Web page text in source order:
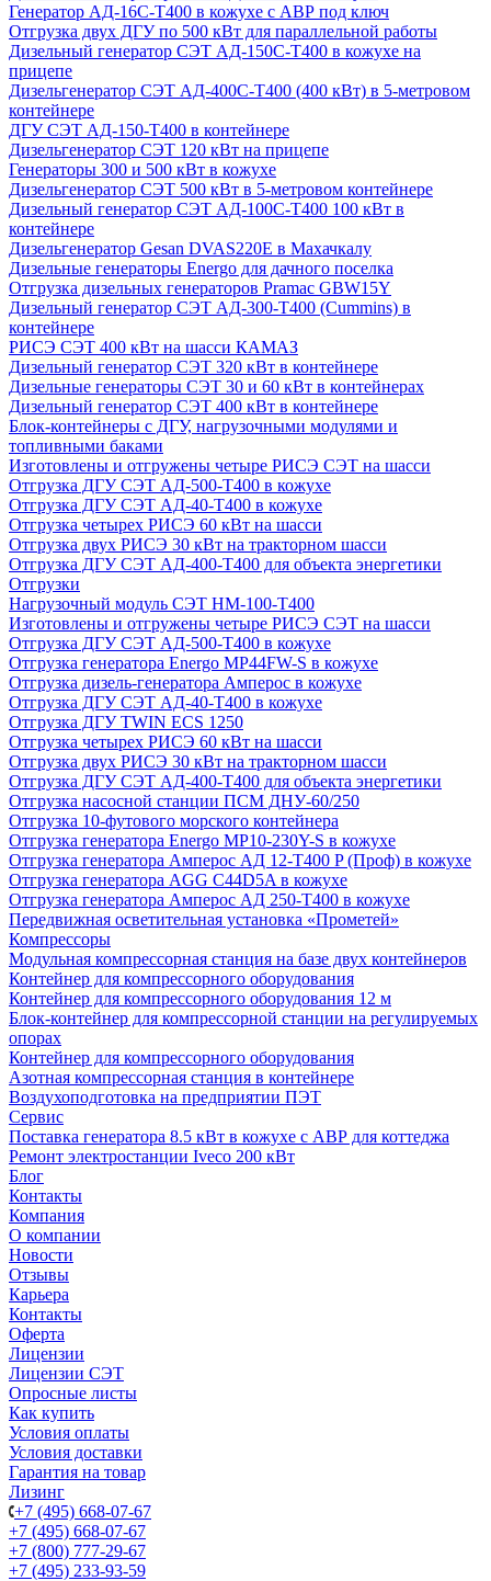
Генератор АД-16С-Т400 в кожухе с АВР под ключ
Отгрузка двух ДГУ по 500 кВт для параллельной работы
Дизельный генератор СЭТ АД-150С-Т400 в кожухе на
прицепе
Дизельгенератор СЭТ АД-400С-Т400 (400 кВт) в 5-метровом
контейнере
ДГУ СЭТ АД-150-Т400 в контейнере
Дизельгенератор СЭТ 120 кВт на прицепе
Генераторы 300 и 500 кВт в кожухе
Дизельгенератор СЭТ 500 кВт в 5-метровом контейнере
Дизельный генератор СЭТ АД-100С-Т400 100 кВт в
контейнере
Дизельгенератор Gesan DVAS220E в Махачкалу
Дизельные генераторы Energo для дачного поселка
Отгрузка дизельных генераторов Pramac GВW15Y
Дизельный генератор СЭТ АД-300-Т400 (Cummins) в
контейнере
РИСЭ СЭТ 400 кВт на шасси КАМАЗ
Дизельный генератор СЭТ 320 кВт в контейнере
Дизельные генераторы СЭТ 30 и 60 кВт в контейнерах
Дизельный генератор СЭТ 400 кВт в контейнере
Блок-контейнеры с ДГУ, нагрузочными модулями и
топливными баками
Изготовлены и отгружены четыре РИСЭ СЭТ на шасси
Отгрузка ДГУ СЭТ АД-500-Т400 в кожухе
Отгрузка ДГУ СЭТ АД-40-Т400 в кожухе
Отгрузка четырех РИСЭ 60 кВт на шасси
Отгрузка двух РИСЭ 30 кВт на тракторном шасси
Отгрузка ДГУ СЭТ АД-400-Т400 для объекта энергетики
Отгрузки
Нагрузочный модуль СЭТ НМ-100-Т400
Изготовлены и отгружены четыре РИСЭ СЭТ на шасси
Отгрузка ДГУ СЭТ АД-500-Т400 в кожухе
Отгрузка генератора Energo MP44FW-S в кожухе
Отгрузка дизель-генератора Амперос в кожухе
Отгрузка ДГУ СЭТ АД-40-Т400 в кожухе
Отгрузка ДГУ TWIN ECS 1250
Отгрузка четырех РИСЭ 60 кВт на шасси
Отгрузка двух РИСЭ 30 кВт на тракторном шасси
Отгрузка ДГУ СЭТ АД-400-Т400 для объекта энергетики
Отгрузка насосной станции ПСМ ДНУ-60/250
Отгрузка 10-футового морского контейнера
Отгрузка генератора Energo MP10-230Y-S в кожухе
Отгрузка генератора Амперос АД 12-Т400 P (Проф) в кожухе
Отгрузка генератора AGG C44D5A в кожухе
Отгрузка генератора Амперос АД 250-Т400 в кожухе
Передвижная осветительная установка «Прометей»
Компрессоры
Модульная компрессорная станция на базе двух контейнеров
Контейнер для компрессорного оборудования
Контейнер для компрессорного оборудования 12 м
Блок-контейнер для компрессорной станции на регулируемых
опорах
Контейнер для компрессорного оборудования
Азотная компрессорная станция в контейнере
Воздухоподготовка на предприятии ПЭТ
Сервис
Поставка генератора 8.5 кВт в кожухе с АВР для коттеджа
Ремонт электростанции Iveco 200 кВт
Блог
Контакты
Компания
О компании
Новости
Отзывы
Карьера
Контакты
Оферта
Лицензии
Лицензии СЭТ
Опросные листы
Как купить
Условия оплаты
Условия доставки
Гарантия на товар
Лизинг
+7 (495) 668-07-67
+7 (495) 668-07-67
+7 (800) 777-29-67
+7 (495) 233-93-59